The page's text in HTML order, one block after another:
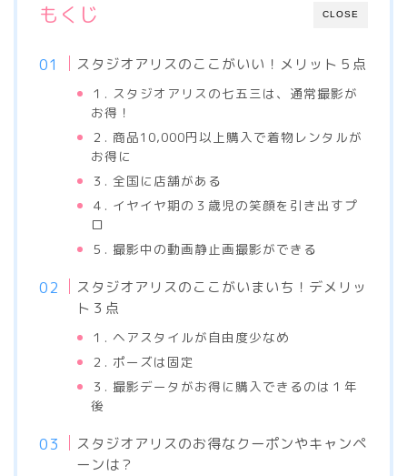
CLOSE
もくじ
スタジオアリスのここがいい！メリット５点
１. スタジオアリスの七五三は、通常撮影が
お得！
２. 商品10,000円以上購入で着物レンタルが
お得に
３. 全国に店舗がある
４. イヤイヤ期の３歳児の笑顔を引き出すプ
ロ
５. 撮影中の動画静止画撮影ができる
スタジオアリスのここがいまいち！デメリッ
ト３点
１. ヘアスタイルが自由度少なめ
２. ポーズは固定
３. 撮影データがお得に購入できるのは１年
後
スタジオアリスのお得なクーポンやキャンペ
ーンは？